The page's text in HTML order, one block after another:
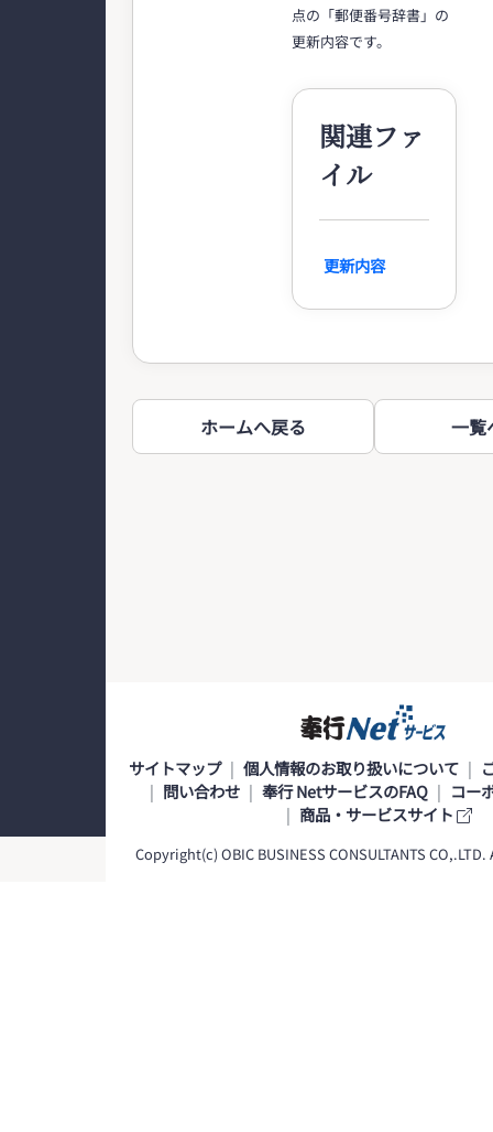
点の「郵便番号辞書」の
更新内容です。
関連ファ
イル
更新内容
ホームへ戻る 一覧
サイトマップ 個人情報のお取り扱いについて
問い合わせ
奉行 NetサービスのFAQ
コー
商品・サービスサイト
Copyright(c) OBIC BUSINESS CONSULTANTS